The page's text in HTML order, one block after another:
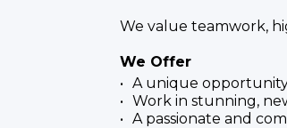
We value teamwork,
We Offer
A unique
Work in stunning,
A passionate and